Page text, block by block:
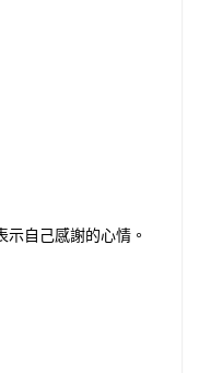
自己感謝的心情。